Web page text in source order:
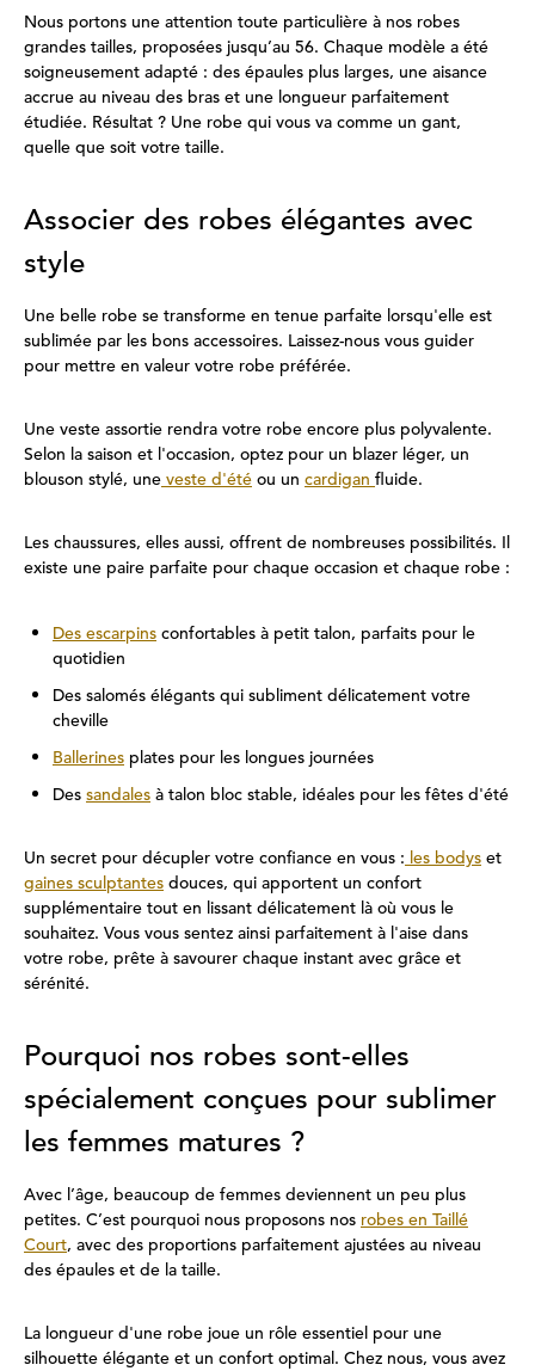
Nous portons une attention toute particulière à nos robes
grandes tailles, proposées jusqu’au 56. Chaque modèle a été
soigneusement adapté : des épaules plus larges, une aisance
accrue au niveau des bras et une longueur parfaitement
étudiée. Résultat ? Une robe qui vous va comme un gant,
quelle que soit votre taille.
Associer des robes élégantes avec
style
Une belle robe se transforme en tenue parfaite lorsqu'elle est
sublimée par les bons accessoires. Laissez-nous vous guider
pour mettre en valeur votre robe préférée.
Une veste assortie rendra votre robe encore plus polyvalente.
Selon la saison et l'occasion, optez pour un blazer léger, un
blouson stylé, une veste d'été ou un cardigan fluide.
Les chaussures, elles aussi, offrent de nombreuses possibilités. Il
existe une paire parfaite pour chaque occasion et chaque robe :
Des escarpins confortables à petit talon, parfaits pour le
quotidien
Des salomés élégants qui subliment délicatement votre
cheville
Ballerines plates pour les longues journées
Des sandales à talon bloc stable, idéales pour les fêtes d'été
Un secret pour décupler votre confiance en vous : les bodys et
gaines sculptantes douces, qui apportent un confort
supplémentaire tout en lissant délicatement là où vous le
souhaitez. Vous vous sentez ainsi parfaitement à l'aise dans
votre robe, prête à savourer chaque instant avec grâce et
sérénité.
Pourquoi nos robes sont-elles
spécialement conçues pour sublimer
les femmes matures ?
Avec l’âge, beaucoup de femmes deviennent un peu plus
petites. C’est pourquoi nous proposons nos robes en Taillé
Court, avec des proportions parfaitement ajustées au niveau
des épaules et de la taille.
La longueur d'une robe joue un rôle essentiel pour une
silhouette élégante et un confort optimal. Chez nous, vous avez